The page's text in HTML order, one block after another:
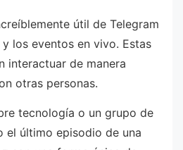
útil de Telegram
los eventos en vivo. Estas
interactuar de manera
otras personas.
tecnología o un grupo de
el último episodio de una